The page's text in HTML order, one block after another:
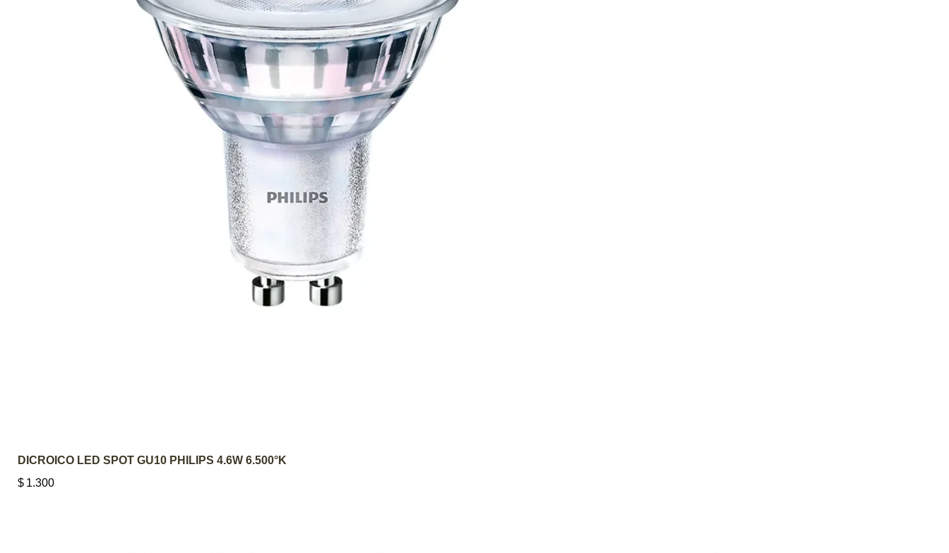
AGREGAR AL CARRITO
DICROICO LED SPOT GU10 PHILIPS 4.6W 6.500°K
$ 1.300